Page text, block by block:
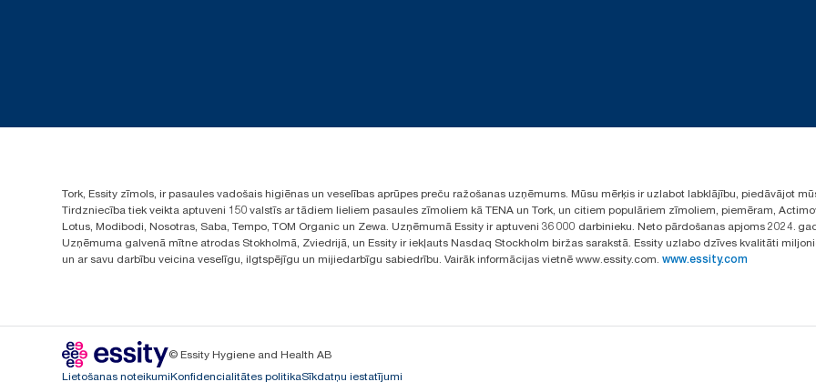
Tork, Essity zīmols, ir pasaules vadošais higiēnas un veselības aprūpes preču ražošanas uzņēmums. Mūsu mērķis ir uzlabot labklājību, piedāvājot
Tirdzniecība tiek veikta aptuveni 150 valstīs ar tādiem lieliem pasaules zīmoliem kā TENA un Tork, un citiem populāriem zīmoliem, piemēram,
Lotus, Modibodi, Nosotras, Saba, Tempo, TOM Organic un Zewa. Uzņēmumā Essity ir aptuveni 36 000 darbinieku. Neto pārdošanas apjoms 2024.
Uzņēmuma galvenā mītne atrodas Stokholmā, Zviedrijā, un Essity ir iekļauts Nasdaq Stockholm biržas sarakstā. Essity uzlabo dzīves kvalitāti
un ar savu darbību veicina veselīgu, ilgtspējīgu un mijiedarbīgu sabiedrību. Vairāk informācijas vietnē www.essity.com. www.essity.com
© Essity Hygiene and Health AB
Lietošanas noteikumiKonfidencialitātes politikaSīkdatņu iestatījumi